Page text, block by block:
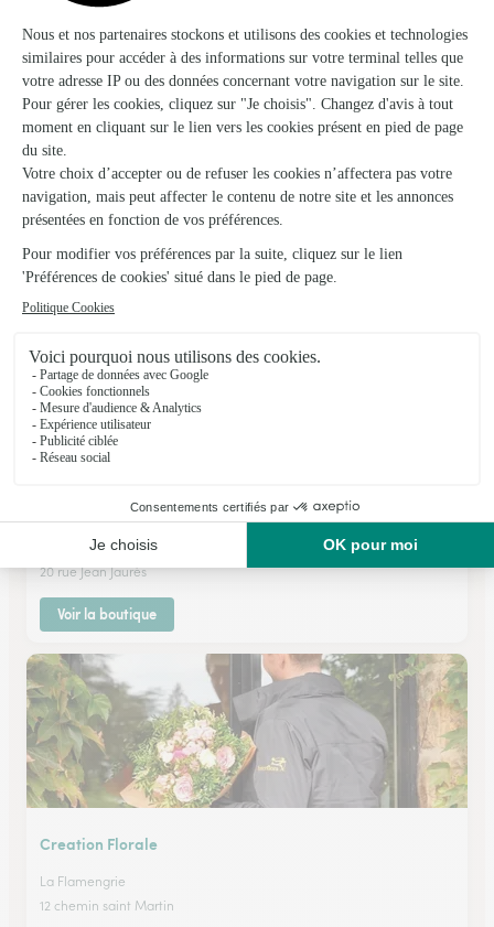
Delflore
Landrecies
★★★★ ★4.8 (72)
28, rue du Général De Gaulle
Voir la boutique
Wignehies
★★ 2.3 (3)
20 rue Jean Jaurès
Voir la boutique
Creation Florale
La Flamengrie
12 chemin saint Martin